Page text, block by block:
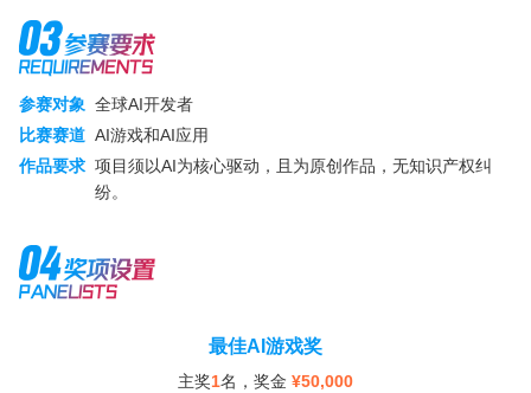
参赛对象 全球AI开发者
比赛赛道 AI游戏和AI应用
作品要求 项目须以AI为核心驱动，且为原创作品，无知识产权纠
纷。
最佳AI游戏奖
主奖1名，奖金 ¥50,000